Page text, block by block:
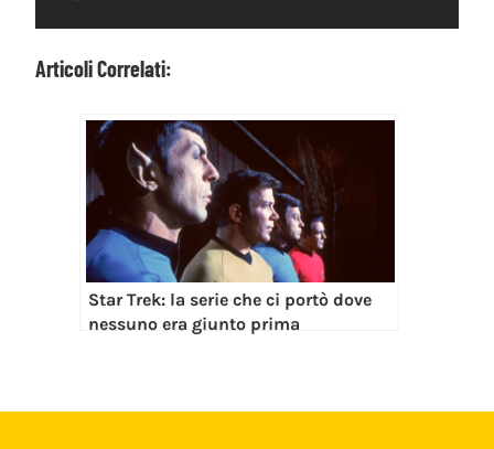
Articoli Correlati:
Star Trek: la serie che ci portò dove
nessuno era giunto prima